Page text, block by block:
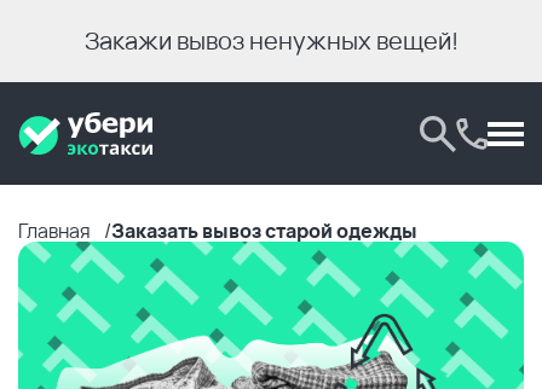
Закажи вывоз ненужных вещей!
Главная Заказать вывоз старой одежды